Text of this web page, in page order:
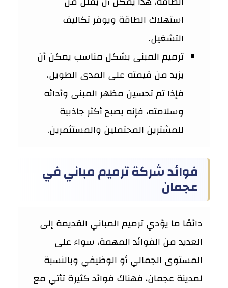
استهلاك الطاقة ويوفر تكاليف
التشغيل.
ترميم المبنى بشكل مناسب يمكن أن
يزيد من قيمته على المدى الطويل،
فإذا تم تحسين مظهر المبنى وأدائه
وسلامته، فإنه يصبح أكثر جاذبية
للمشترين المحتملين والمستثمرين.
فوائد شركة ترميم مباني في
عجمان
دائمًا ما يؤدي ترميم المباني القديمة إلى
العديد من الفوائد المهمة، سواء على
المستوى الجمالي أو الوظيفي وبالنسبة
لمدينة عجمان، فهناك فوائد كثيرة تأتي مع